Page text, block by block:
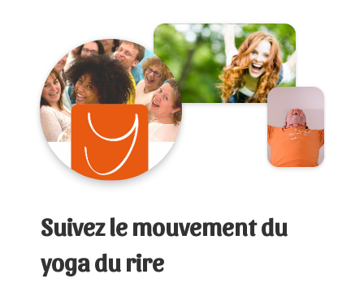
Suivez le mouvement du
yoga du rire